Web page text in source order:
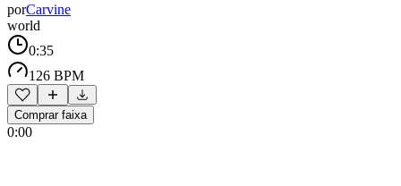
porCarvine
world
0:35
126 BPM
Comprar faixa
0:00